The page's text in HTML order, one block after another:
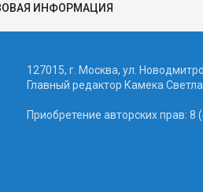
ИНФОРМАЦИЯ
127015, г. Москва, ул.
Главный редактор Камека
Приобретение авторских прав: